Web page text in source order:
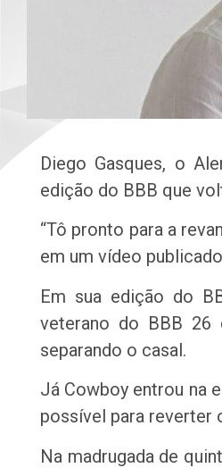
Diego Gasques, o
edição do BBB que
“Tô pronto para a
em um vídeo
Em sua edição do
veterano do BBB 26
separando o casal.
Já Cowboy entrou na
possível para reverter
Na madrugada de